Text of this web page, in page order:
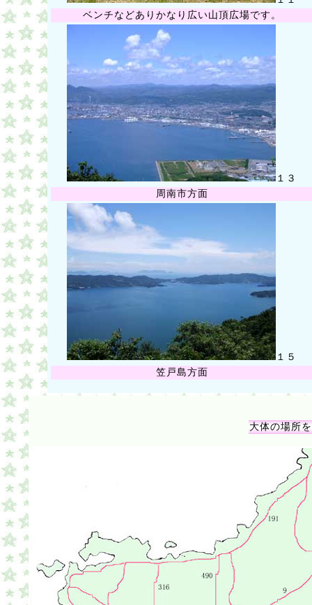
ベンチなどありかなり広い山頂広場です。
１３
周南市方面
１５
笠戸島方面
大体の場所